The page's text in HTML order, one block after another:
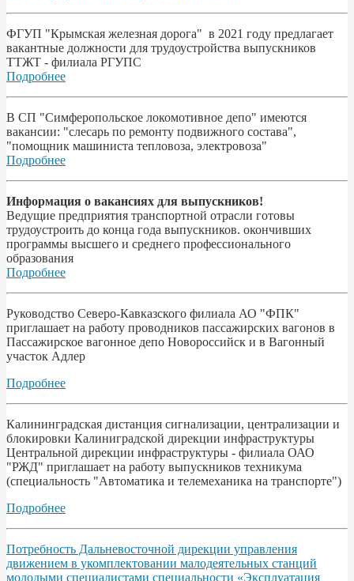
ФГУП "Крымская железная дорога" в 2021 году предлагает
вакантные должности для трудоустройства выпускников
ТТЖТ - филиала РГУПС
Подробнее
В СП "Симферопольское локомотивное депо" имеются
вакансии: "слесарь по ремонту подвижного состава",
"помощник машиниста тепловоза, электровоза"
Подробнее
Информация о вакансиях для выпускников!
Ведущие предприятия транспортной отрасли готовы
трудоустроить до конца года выпускников. окончивших
программы высшего и среднего профессионального
образования
Подробнее
Руководство Северо-Кавказского филиала АО "ФПК"
приглашает на работу проводников пассажирских вагонов в
Пассажирское вагонное депо Новороссийск и в Вагонный
участок Адлер
Подробнее
Калининградская дистанция сигнализации, централизации и
блокировки Калиниградской дирекции инфраструктуры
Центральной дирекции инфраструктуры - филиала ОАО
"РЖД" приглашает на работу выпускников техникума
(специальность "Автоматика и телемеханика на транспорте")
Подробнее
Потребность Дальневосточной дирекции управления
движением в укомплектовании малодеятельных станций
молодыми специалистами специальности «Эксплуатация